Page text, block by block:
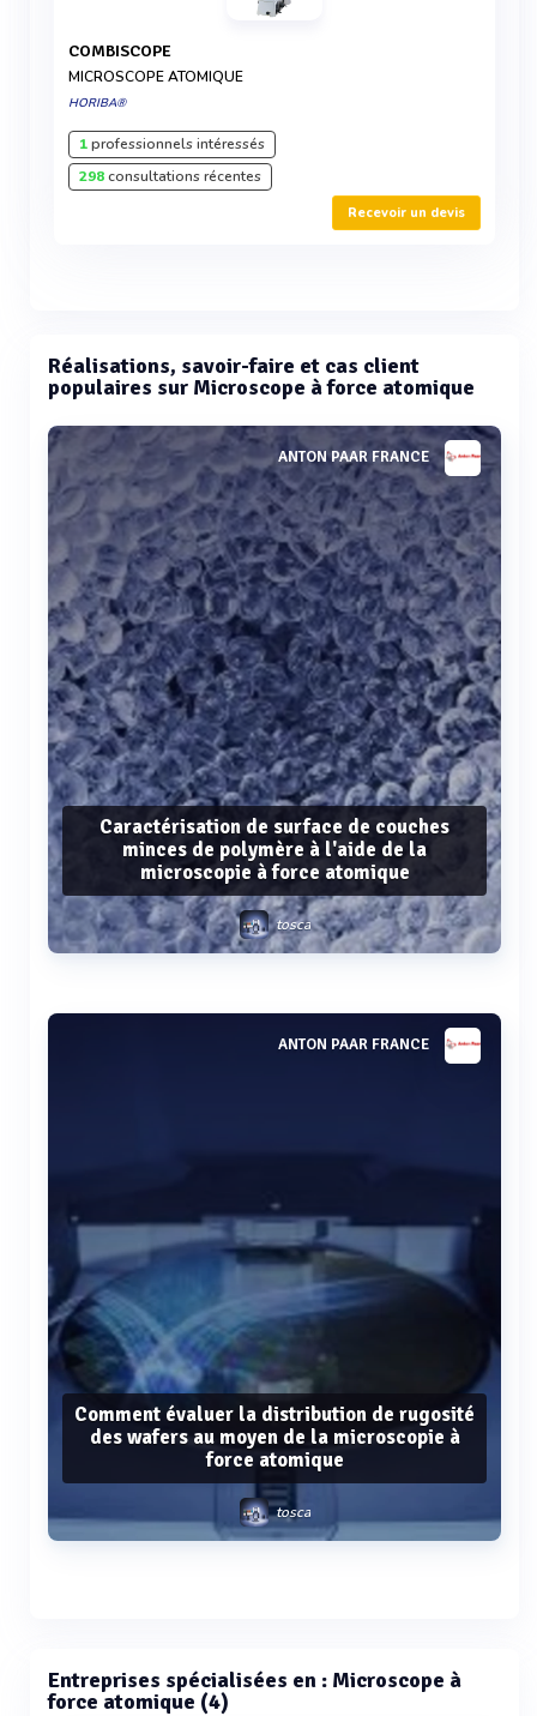
COMBISCOPE
MICROSCOPE ATOMIQUE
HORIBA®
1professionnels intéressés
298consultations récentes
Recevoir un devis
Réalisations, savoir-faire et cas client
populaires sur Microscope à force atomique
ANTON PAAR FRANCE
Caractérisation de surface de couches
minces de polymère à l'aide de la
microscopie à force atomique
tosca
Voir plusANTON PAAR FRANCE
Comment évaluer la distribution de rugosité
des wafers au moyen de la microscopie à
force atomique
tosca
Entreprises spécialisées en : Microscope à
force atomique (4)